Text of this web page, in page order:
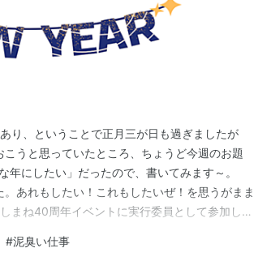
り、ということで正月三が日も過ぎましたが
うと思っていたところ、ちょうど今週のお題
年にしたい」だったので、書いてみます～。
あれもしたい！これもしたいぜ！を思うがまま
まね40周年イベントに実行委員として参加した
。 絵本の読み聞かせ 生協しまねとのかかわり 泥
#泥臭い仕事